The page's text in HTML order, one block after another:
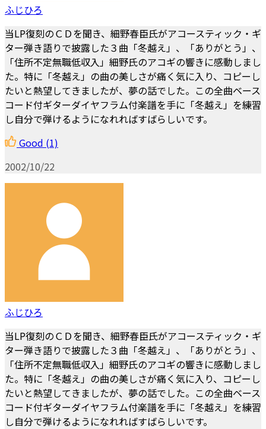
ふじひろ
当LP復刻のＣＤを聞き、細野春臣氏がアコースティック・ギ
ター弾き語りで披露した３曲「冬越え」、「ありがとう」、
「住所不定無職低収入」細野氏のアコギの響きに感動しまし
た。特に「冬越え」の曲の美しさが痛く気に入り、コピーし
たいと熱望してきましたが、夢の話でした。この全曲ベース
コード付ギターダイヤフラム付楽譜を手に「冬越え」を練習
し自分で弾けるようになれればすばらしいです。
Good (1)
2002/10/22
ふじひろ
当LP復刻のＣＤを聞き、細野春臣氏がアコースティック・ギ
ター弾き語りで披露した３曲「冬越え」、「ありがとう」、
「住所不定無職低収入」細野氏のアコギの響きに感動しまし
た。特に「冬越え」の曲の美しさが痛く気に入り、コピーし
たいと熱望してきましたが、夢の話でした。この全曲ベース
コード付ギターダイヤフラム付楽譜を手に「冬越え」を練習
し自分で弾けるようになれればすばらしいです。